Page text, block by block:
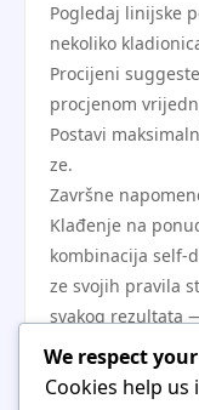
Pogledaj linijske
nekoliko
Procijeni
procjenom
Postavi
ze.
Završne
Klađenje na
kombinacija self-
ze svojih pravila
svakog rezultata
informacije.
zamijene
We respect
Cookies help